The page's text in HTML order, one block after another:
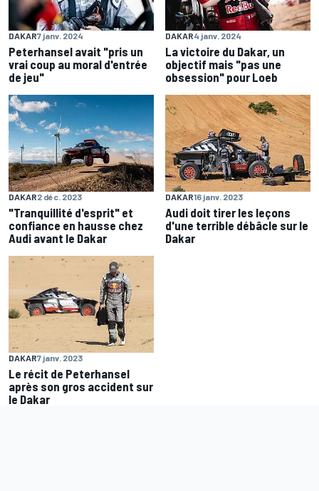
DAKAR7 janv. 2024
Peterhansel avait "pris un
vrai coup au moral d'entrée
de jeu"
DAKAR4 janv. 2024
La victoire du Dakar, un
objectif mais "pas une
obsession" pour Loeb
DAKAR2 déc. 2023
"Tranquillité d'esprit" et
confiance en hausse chez
Audi avant le Dakar
DAKAR16 janv. 2023
Audi doit tirer les leçons
d'une terrible débâcle sur le
Dakar
DAKAR7 janv. 2023
Le récit de Peterhansel
après son gros accident sur
le Dakar